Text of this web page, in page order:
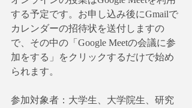
する予定です。お申し込み後にGmailで
カレンダーの招待状を送付しますの
で、その中の「Google Meetの会議に参
加をする」をクリックするだけで始め
られます。
参加対象者：大学生、大学院生、研究